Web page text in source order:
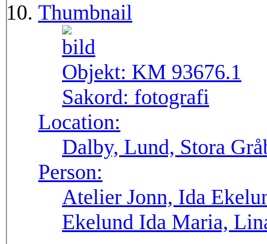
Thumbnail
Objekt: KM 93676.1
Sakord: fotografi
Location:
Dalby, Lund, Stora
Person:
Atelier Jonn, Ida
Ekelund Ida Maria,